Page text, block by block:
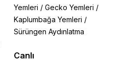
Yemleri / Gecko Yemleri /
Kaplumbağa Yemleri /
Sürüngen Aydınlatma
Canlı